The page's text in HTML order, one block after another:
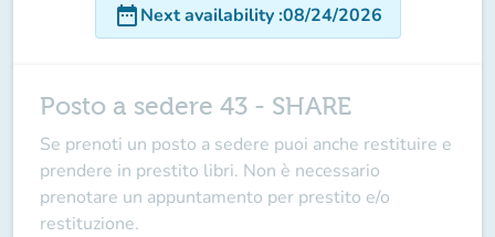
date_rangeNext availability:08/24/2026
Posto a sedere 43 - SHARE
Se prenoti un posto a sedere puoi anche restituire e
prendere in prestito libri. Non è necessario
prenotare un appuntamento per prestito e/o
restituzione.